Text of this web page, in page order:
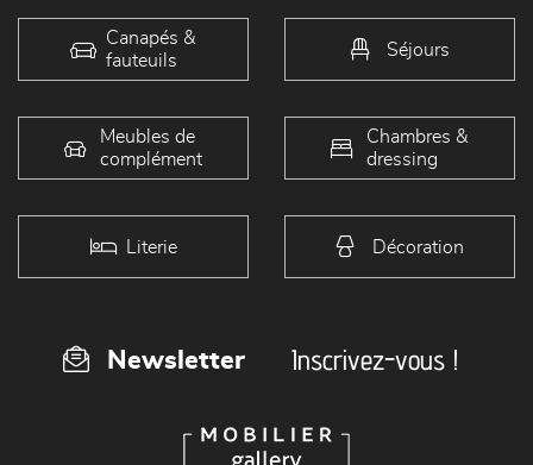
Canapés &
fauteuils
Séjours
Meubles de
complément
Chambres &
dressing
Literie Décoration
Newsletter Inscrivez-vous !